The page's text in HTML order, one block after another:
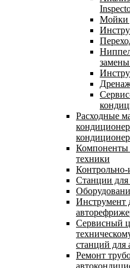
Мойки
Расходные
Компоненты
техники
Станции для
Инструмент
Сервисный
станций для
Ремонт